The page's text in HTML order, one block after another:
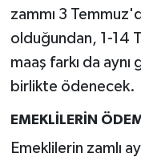
zammı 3
olduğundan, 1-14
maaş farkı da
birlikte ödenecek.
EMEKLİLERİN
Emeklilerin zamlı